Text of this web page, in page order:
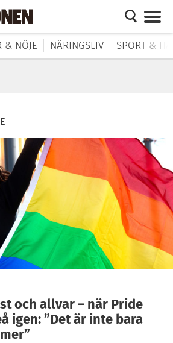
& NÖJE NÄRINGSLIV SPORT &
och allvar – när Pride
igen: ”Det är inte bara